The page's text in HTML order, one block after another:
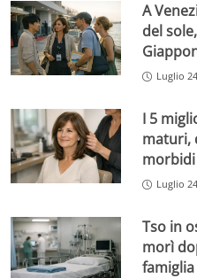
A
del
Luglio
I 5
maturi,
morbidi
Luglio
Tso in
morì
famiglia